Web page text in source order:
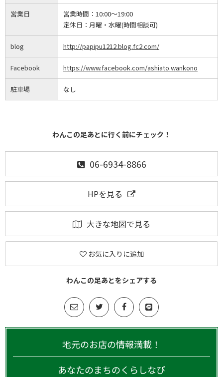
営業日 営業時間： 10:00～19:00
定休日： 月曜・水曜(時間相談可)
blog http://papipu1212.blog.fc2.com/
Facebook https://www.facebook.com/ashiato.wankono
駐車場 なし
わんこの足あとに行く前にチェック！
06-6934-8866
HPを見る
大きな地図で見る
お気に入りに追加
わんこの足あとをシェアする
地元のお店の情報満載！
あなたのまちのくらしなび